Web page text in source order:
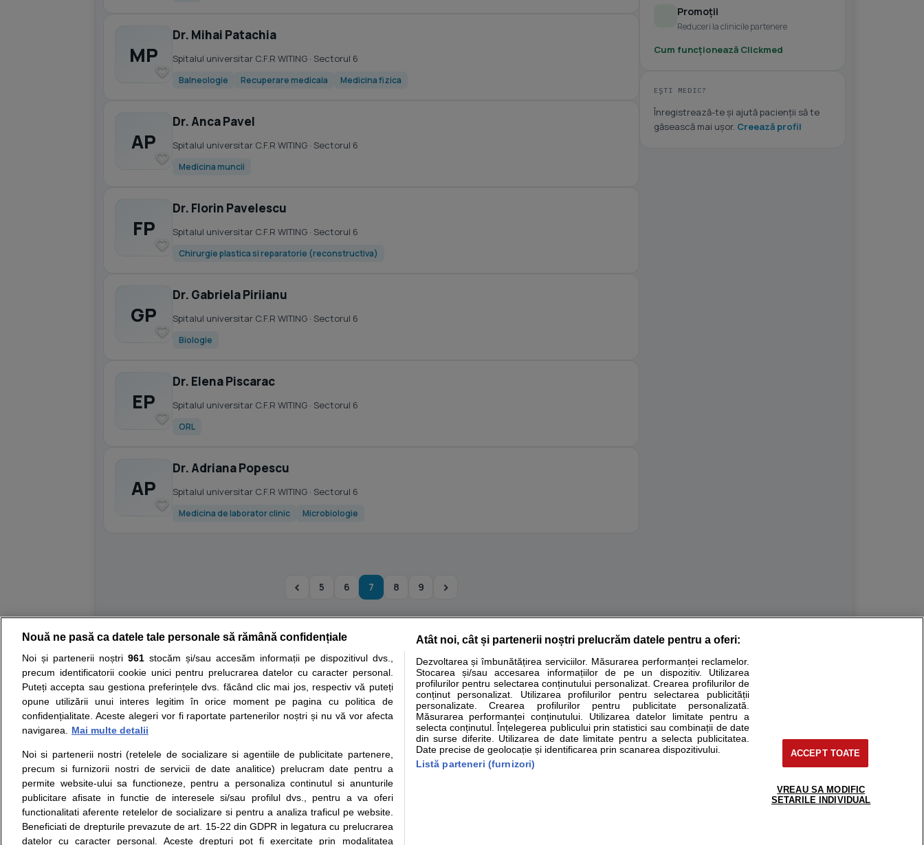
MP
Dr. Mihai Patachia
Spitalul universitar C.F.R WITING · Sectorul 6
Balneologie Recuperare medicala Medicina fizica
AP
Dr. Anca Pavel
Spitalul universitar C.F.R WITING · Sectorul 6
Medicina muncii
FP
Dr. Florin Pavelescu
Spitalul universitar C.F.R WITING · Sectorul 6
Chirurgie plastica si reparatorie (reconstructiva)
GP
Dr. Gabriela Piriianu
Spitalul universitar C.F.R WITING · Sectorul 6
Biologie
EP
Dr. Elena Piscarac
Spitalul universitar C.F.R WITING · Sectorul 6
ORL
AP
Dr. Adriana Popescu
Spitalul universitar C.F.R WITING · Sectorul 6
Medicina de laborator clinic Microbiologie
5 6 7 8 9
Promoții
Reduceri la clinicile partenere
Cum funcționează Clickmed
EȘTI MEDIC?
Înregistrează-te și ajută pacienții să te
găsească mai ușor. Creează profil
Resurse: Autoevaluare simptome Interpretare analize Specialitati medicale
Opiniile avizate ale medicilor, sfaturile si orice alte informatii despre sanatate disponibile pe sfatulmedicului.ro au scop informativ si educational. Ele nu pot substitui consultul medical direct si
nici diagnosticul stabilit in urma investigatiilor si analizelor medicale. Va sfatuim, ca pe langa informatia primita pe sfatulmedicului.ro sa consultati fie medicul Dvs., fie unul dintre medicii pe care
ii punem la dispozitie pentru programare in sistemul de programari la medic Clickmed.
Despre noi
Contact
Intrebari frecvente
Consultanti
medicali
Termeni si conditii
Politica de
confidentialitate
Politica de cookie
Modifica Setarile Cookie
Drepturile consumatorului
Protectia consumatorilor -
ANPC
Solutionarea Alternativa a
Litigiilor
Info consumator: 0800.080.999
Formulare europene - CNAS
Ministerul Sanatatii - ANMDM
Parteneri
Inscriere clinica
Pentru pacient
support@sfatulmedicului.ro
0374 109 268
Nouă ne pasă ca datele tale personale să rămână confidențiale
Noi și partenerii noștri 961stocăm și/sau accesăm informații pe dispozitivul dvs.,
precum identificatorii cookie unici pentru prelucrarea datelor cu caracter personal.
Puteți accepta sau gestiona preferințele dvs. făcând clic mai jos, respectiv vă puteți
opune utilizării unui interes legitim în orice moment pe pagina cu politica de
confidențialitate. Aceste alegeri vor fi raportate partenerilor noștri și nu vă vor afecta
navigarea.
Mai multe detalii
Noi si partenerii nostri (retelele de socializare si agentiile de publicitate partenere,
precum si furnizorii nostri de servicii de date analitice) prelucram date pentru a
permite website-ului sa functioneze, pentru a personaliza continutul si anunturile
publicitare afisate in functie de interesele si/sau profilul dvs., pentru a va oferi
functionalitati aferente retelelor de socializare si pentru a analiza traficul pe website.
Beneficiati de drepturile prevazute de art. 15-22 din GDPR in legatura cu prelucrarea
datelor cu caracter personal. Aceste drepturi pot fi exercitate prin modalitatea
Atât noi, cât și partenerii noștri prelucrăm datele pentru a oferi:
Dezvoltarea și îmbunătățirea serviciilor. Măsurarea performanței reclamelor.
Stocarea și/sau accesarea informațiilor de pe un dispozitiv. Utilizarea
profilurilor pentru selectarea conținutului personalizat. Crearea profilurilor de
conținut personalizat. Utilizarea profilurilor pentru selectarea publicității
personalizate. Crearea profilurilor pentru publicitate personalizată.
Măsurarea performanței conținutului. Utilizarea datelor limitate pentru a
selecta conținutul. Înțelegerea publicului prin statistici sau combinații de date
din surse diferite. Utilizarea de date limitate pentru a selecta publicitatea.
Date precise de geolocație și identificarea prin scanarea dispozitivului.
Listă parteneri (furnizori)
ACCEPT TOATE
VREAU SA MODIFIC
SETARILE INDIVIDUAL